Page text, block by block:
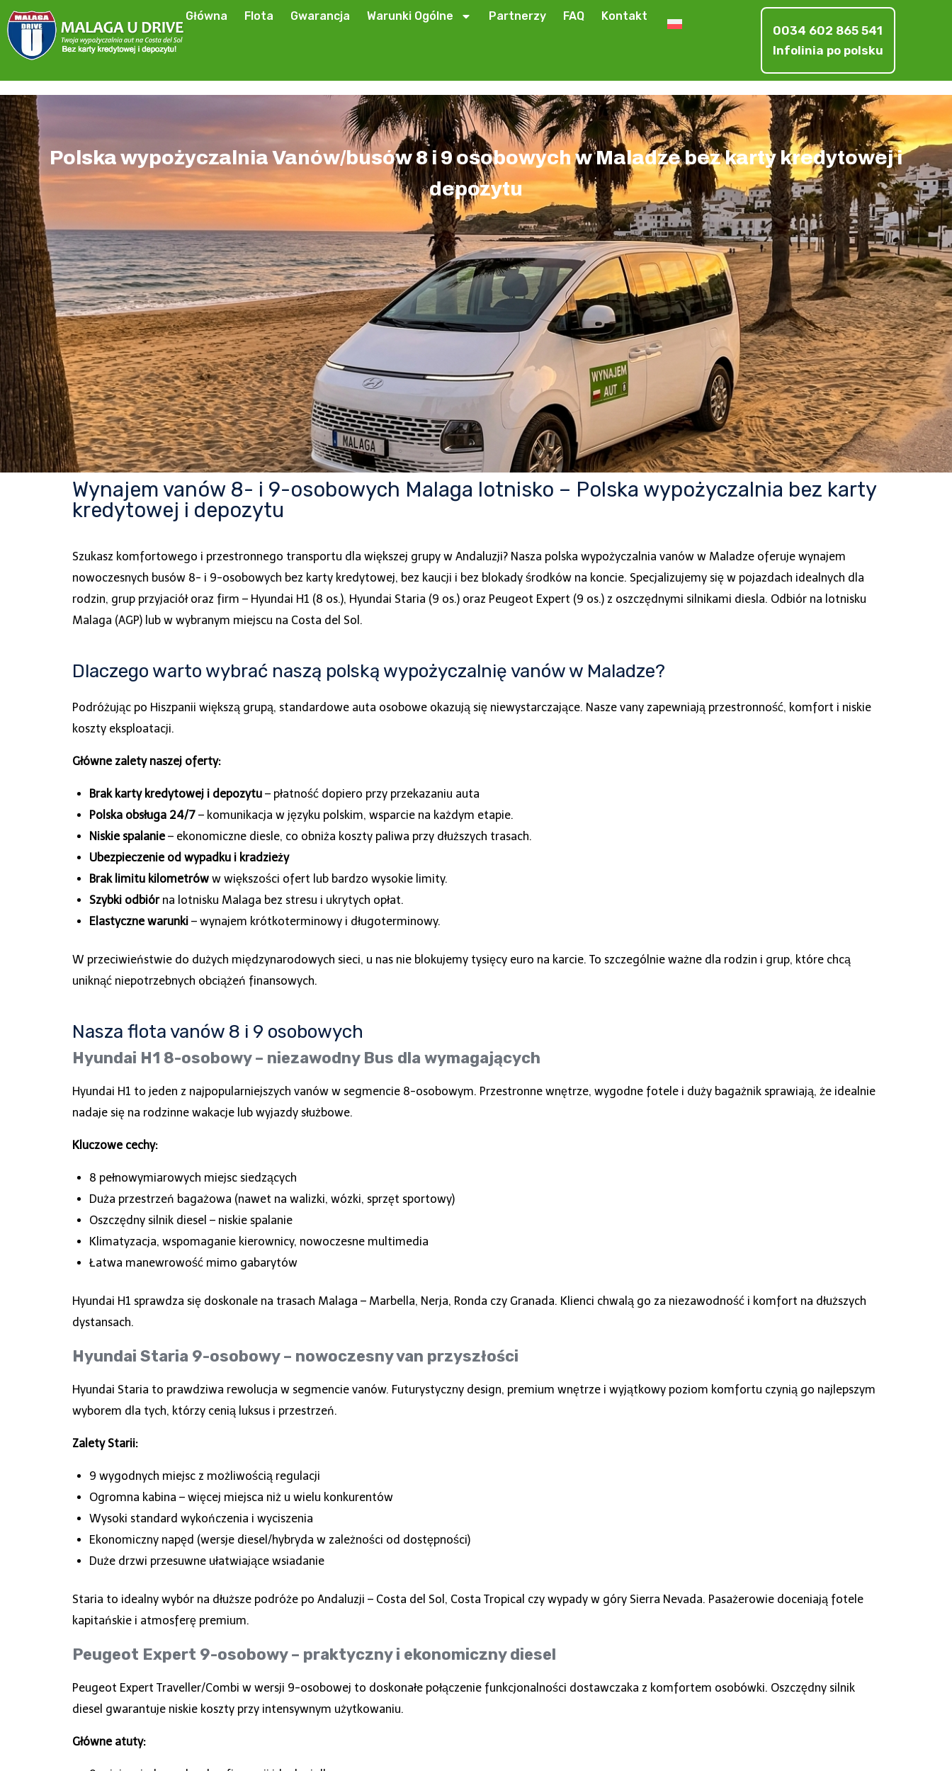
Główna Flota Gwarancja Warunki Ogólne Partnerzy FAQ Kontakt
0034 602 865 541
Infolinia po polsku
Polska wypożyczalnia Vanów/busów 8 i 9 osobowych w Maladze bez karty kredytowej i
depozytu
Wynajem vanów 8- i 9-osobowych Malaga lotnisko – Polska wypożyczalnia bez karty
kredytowej i depozytu
Szukasz komfortowego i przestronnego transportu dla większej grupy w Andaluzji? Nasza polska wypożyczalnia vanów w Maladze oferuje wynajem
nowoczesnych busów 8- i 9-osobowych bez karty kredytowej, bez kaucji i bez blokady środków na koncie. Specjalizujemy się w pojazdach idealnych dla
rodzin, grup przyjaciół oraz firm – Hyundai H1 (8 os.), Hyundai Staria (9 os.) oraz Peugeot Expert (9 os.) z oszczędnymi silnikami diesla. Odbiór na lotnisku
Malaga (AGP) lub w wybranym miejscu na Costa del Sol.
Dlaczego warto wybrać naszą polską wypożyczalnię vanów w Maladze?
Podróżując po Hiszpanii większą grupą, standardowe auta osobowe okazują się niewystarczające. Nasze vany zapewniają przestronność, komfort i niskie
koszty eksploatacji.
Główne zalety naszej oferty:
Brak karty kredytowej i depozytu – płatność dopiero przy przekazaniu auta
Polska obsługa 24/7 – komunikacja w języku polskim, wsparcie na każdym etapie.
Niskie spalanie– ekonomiczne diesle, co obniża koszty paliwa przy dłuższych trasach.
Ubezpieczenie od wypadku i kradzieży
Brak limitu kilometrów w większości ofert lub bardzo wysokie limity.
Szybki odbiórna lotnisku Malaga bez stresu i ukrytych opłat.
Elastyczne warunki – wynajem krótkoterminowy i długoterminowy.
W przeciwieństwie do dużych międzynarodowych sieci, u nas nie blokujemy tysięcy euro na karcie. To szczególnie ważne dla rodzin i grup, które chcą
uniknąć niepotrzebnych obciążeń finansowych.
Nasza flota vanów 8 i 9 osobowych
Hyundai H1 8-osobowy – niezawodny Bus dla wymagających
Hyundai H1 to jeden z najpopularniejszych vanów w segmencie 8-osobowym. Przestronne wnętrze, wygodne fotele i duży bagażnik sprawiają, że idealnie
nadaje się na rodzinne wakacje lub wyjazdy służbowe.
Kluczowe cechy:
8 pełnowymiarowych miejsc siedzących
Duża przestrzeń bagażowa (nawet na walizki, wózki, sprzęt sportowy)
Oszczędny silnik diesel – niskie spalanie
Klimatyzacja, wspomaganie kierownicy, nowoczesne multimedia
Łatwa manewrowość mimo gabarytów
Hyundai H1 sprawdza się doskonale na trasach Malaga – Marbella, Nerja, Ronda czy Granada. Klienci chwalą go za niezawodność i komfort na dłuższych
dystansach.
Hyundai Staria 9-osobowy – nowoczesny van przyszłości
Hyundai Staria to prawdziwa rewolucja w segmencie vanów. Futurystyczny design, premium wnętrze i wyjątkowy poziom komfortu czynią go najlepszym
wyborem dla tych, którzy cenią luksus i przestrzeń.
Zalety Starii:
9 wygodnych miejsc z możliwością regulacji
Ogromna kabina – więcej miejsca niż u wielu konkurentów
Wysoki standard wykończenia i wyciszenia
Ekonomiczny napęd (wersje diesel/hybryda w zależności od dostępności)
Duże drzwi przesuwne ułatwiające wsiadanie
Staria to idealny wybór na dłuższe podróże po Andaluzji – Costa del Sol, Costa Tropical czy wypady w góry Sierra Nevada. Pasażerowie doceniają fotele
kapitańskie i atmosferę premium.
Peugeot Expert 9-osobowy – praktyczny i ekonomiczny diesel
Peugeot Expert Traveller/Combi w wersji 9-osobowej to doskonałe połączenie funkcjonalności dostawczaka z komfortem osobówki. Oszczędny silnik
diesel gwarantuje niskie koszty przy intensywnym użytkowaniu.
Główne atuty: